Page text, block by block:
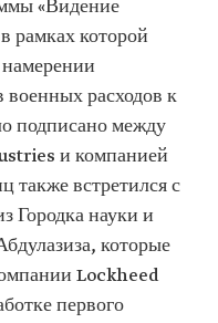
«Видение
рамках которой
военных расходов к
подписано между
и компанией
также встретился с
Городка науки и
которые
Lockheed
первого